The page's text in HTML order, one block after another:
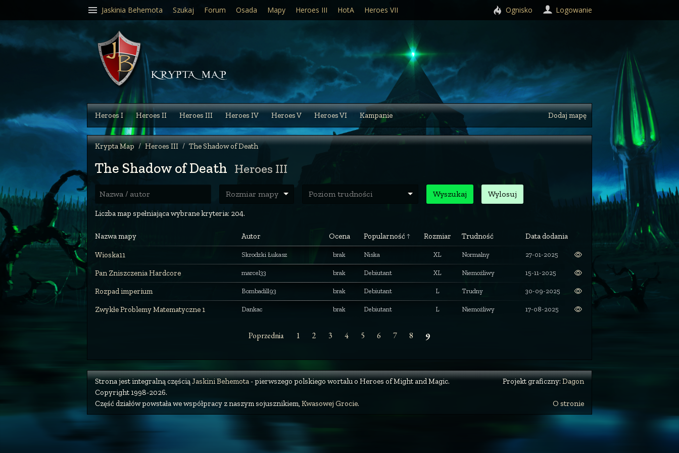
Heroes I Heroes II Heroes III Heroes IV Heroes V Heroes VI Kampanie Dodaj mapę
Krypta Map Heroes III The Shadow of Death
The Shadow of Death Heroes III
Nazwa / autor Rozmiar mapy Poziom trudności Wyszukaj Wylosuj
Liczba map spełniająca wybrane kryteria: 204.
Nazwa mapy Autor Ocena Popularność Rozmiar Trudność Data dodania
Wioska11 Skrodzki Łukasz brak Niska XL Normalny 27-01-2025
Pan Zniszczenia Hardcore marcel33 brak Debiutant XL Niemożliwy 15-11-2025
Rozpad imperium Bombadill93 brak Debiutant L Trudny 30-09-2025
Zwykłe Problemy Matematyczne 1 Dankac brak Debiutant L Niemożliwy 17-08-2025
Poprzednia 1 2 3 4 5 6 7 8 9
Strona jest integralną częściąJaskini Behemota- pierwszego polskiego wortalu o Heroes of Might and Magic.
Copyright 1998-2026.
Część działów powstała we współpracy z naszym sojusznikiem, Kwasowej Grocie.
Projekt graficzny: Dagon
O stronie
Jaskinia Behemota Szukaj Forum Osada Mapy Heroes III HotA Heroes VII Ognisko Logowanie